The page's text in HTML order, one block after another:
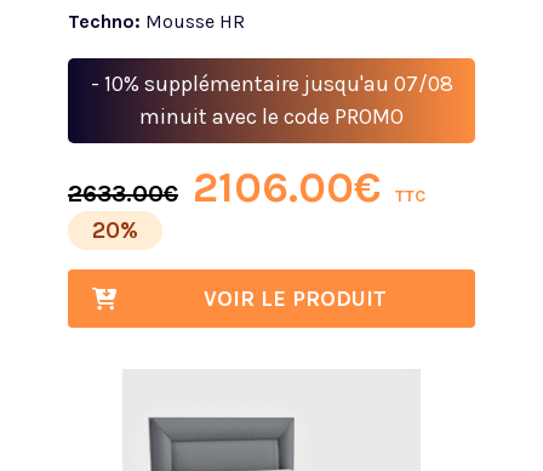
Techno: Mousse HR
- 10% supplémentaire jusqu'au 07/08
minuit avec le code PROMO
2633.00€ 2106.00€ TTC
20%
VOIR LE PRODUIT